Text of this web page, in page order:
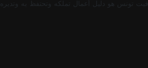
تونس هو دليل أعمال تملكه وتحتفظ به وتديره